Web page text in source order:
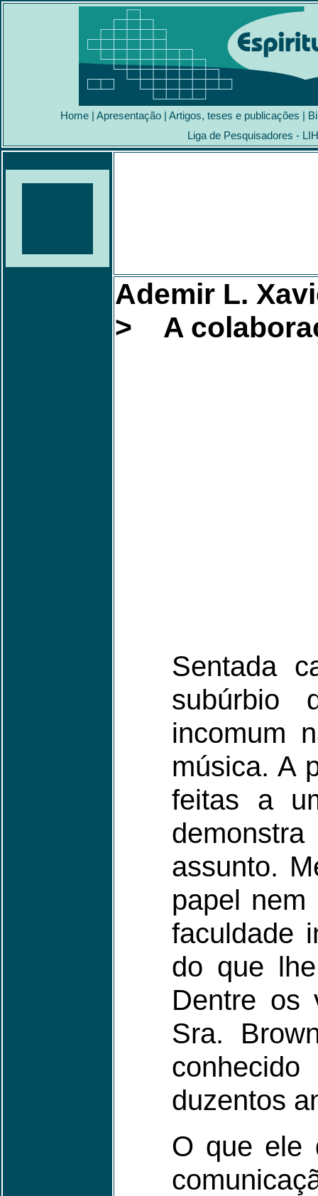
Home | Apresentação | Artigos, teses e publicações |
Liga de Pesquisadores -
Ademir L.
>
A
Sentada
subúrbio
incomum
música. A
feitas a
assunto.
papel
faculdade
do que
Dentre os
Sra.
duzentos
O que ele